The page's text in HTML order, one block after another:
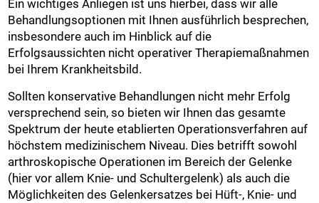
Ein wichtiges Anliegen ist uns hierbei, dass wir alle
Behandlungsoptionen mit Ihnen ausführlich besprechen,
insbesondere auch im Hinblick auf die
Erfolgsaussichten nicht operativer Therapiemaßnahmen
bei Ihrem Krankheitsbild.
Sollten konservative Behandlungen nicht mehr Erfolg
versprechend sein, so bieten wir Ihnen das gesamte
Spektrum der heute etablierten Operationsverfahren auf
höchstem medizinischem Niveau. Dies betrifft sowohl
arthroskopische Operationen im Bereich der Gelenke
(hier vor allem Knie- und Schultergelenk) als auch die
Möglichkeiten des Gelenkersatzes bei Hüft-, Knie- und